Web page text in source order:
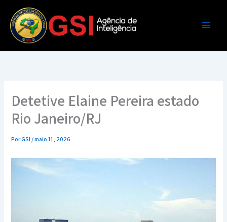
para
conteúdo
Detetive Elaine Pereira estado
Rio Janeiro/RJ
PorGSI /maio 11, 2026